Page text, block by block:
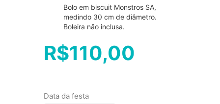
Bolo em biscuit Monstros SA,
medindo 30 cm de diâmetro.
Boleira não inclusa.
R$110,00
Data da festa